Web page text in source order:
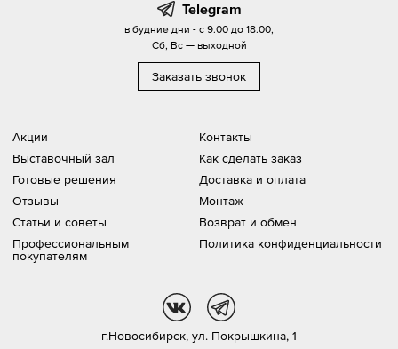
Акции
Выставочный зал
Готовые решения
Отзывы
Статьи и советы
Профессиональным
покупателям
Контакты
Как сделать заказ
Доставка и оплата
Монтаж
Возврат и обмен
Политика конфиденциальности
Telegram
в будние дни - с 9.00 до 18.00,
Сб, Вс — выходной
Заказать звонок
г.Новосибирск, ул. Покрышкина, 1
vk tg